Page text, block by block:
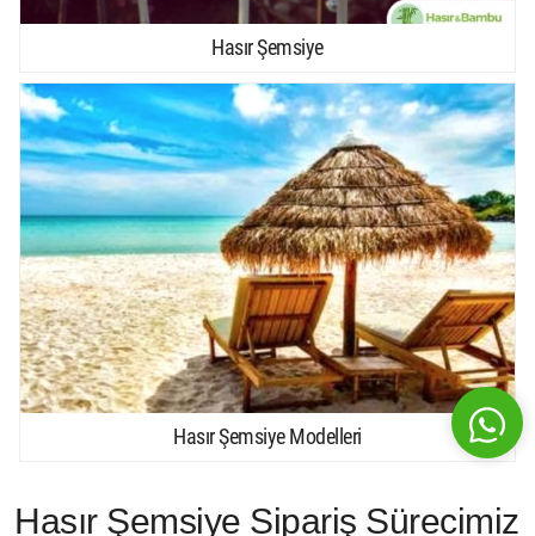
Hasır Şemsiye
Hasır Şemsiye Modelleri
Hasır Şemsiye Sipariş Sürecimiz